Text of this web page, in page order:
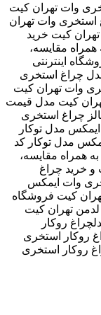
وات تهران کیت
وات تهران
کیت خرید
مقایسه،
اینترنتی
چراغ استخری
وات تهران کیت
کیت مدل قیمت
چراغ استخری
مدل توکار
مدل توکار کد
به همراه مقایسه،
خرید چراغ
وات ایمکس
کیت فروشگاه
لدمن تهران کیت
روکار
روکار استخری
روکار استخری